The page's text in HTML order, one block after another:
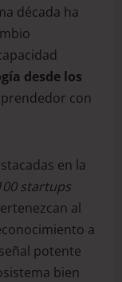
década ha
desde los
con
en la
startups
al
a
potente
bien